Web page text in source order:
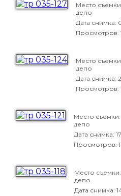
Место
депо
Дата снимка:
Просмотров:
Место
депо
Дата снимка:
Просмотров:
Место
депо
Дата снимка:
Просмотров:
Место
депо
Дата снимка: